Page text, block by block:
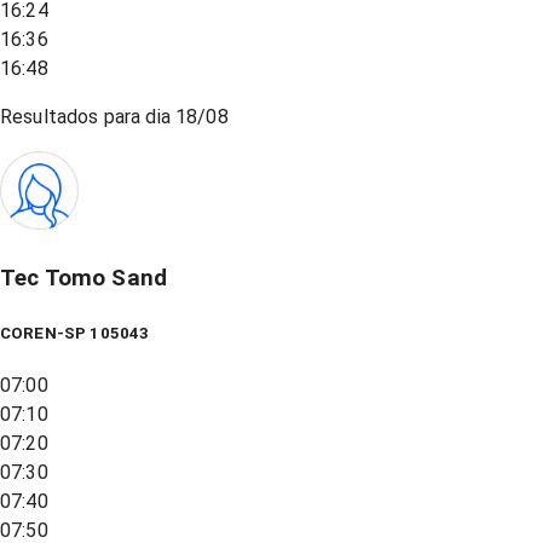
16:24
16:36
16:48
Resultados para dia 18/08
Tec Tomo Sand
COREN-SP 105043
07:00
07:10
07:20
07:30
07:40
07:50